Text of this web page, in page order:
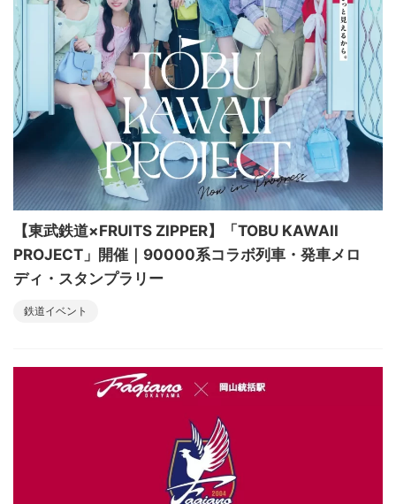
【東武鉄道×FRUITS ZIPPER】「TOBU KAWAII
PROJECT」開催｜90000系コラボ列車・発車メロ
ディ・スタンプラリー
鉄道イベント